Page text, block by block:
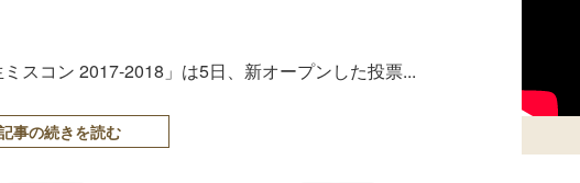
スコン 2017-2018」は5日、新オープンした投票...
事の続きを読む